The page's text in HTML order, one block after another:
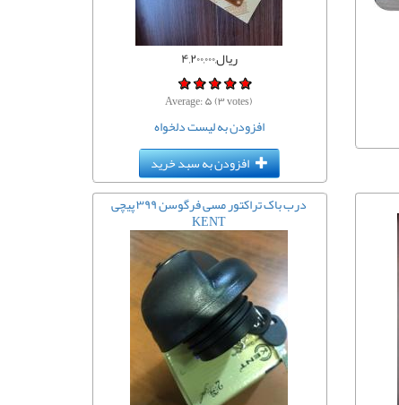
ریال,۴,۲۰۰,۰۰۰
Average:۵(۳votes)
افزودن به لیست دلخواه
افزودن به سبد خرید
درب باک تراکتور مسی فرگوسن ۳۹۹ پیچی
KENT